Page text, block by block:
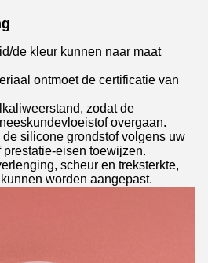
de kleur kunnen naar maat
ontmoet de certificatie van
zodat de
overgaan.
silicone grondstof volgens uw
eisen toewijzen.
scheur en treksterkte,
worden aangepast.